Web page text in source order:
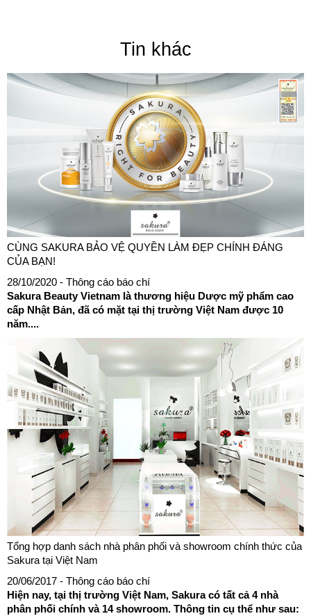
Tin khác
CÙNG SAKURA BẢO VỆ QUYỀN LÀM ĐẸP CHÍNH ĐÁNG
CỦA BẠN!
28/10/2020 - Thông cáo báo chí
Sakura Beauty Vietnam là thương hiệu Dược mỹ phẩm cao
cấp Nhật Bản, đã có mặt tại thị trường Việt Nam được 10
năm....
Tổng hợp danh sách nhà phân phối và showroom chính thức của
Sakura tại Việt Nam
20/06/2017 - Thông cáo báo chí
Hiện nay, tại thị trường Việt Nam, Sakura có tất cả 4 nhà
phân phối chính và 14 showroom. Thông tin cụ thể như sau: